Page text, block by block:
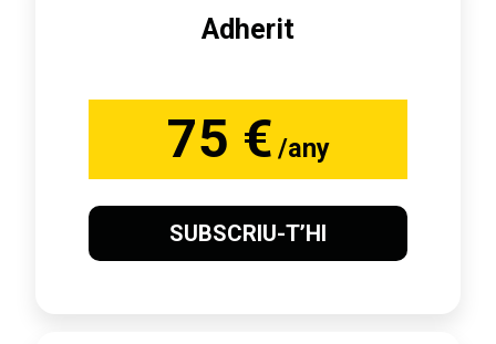
Adherit
75 € /any
SUBSCRIU-T’HI